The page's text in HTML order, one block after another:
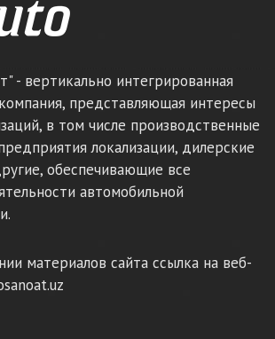
- вертикально интегрированная
представляющая интересы
в том числе производственные
локализации, дилерские
обеспечивающие все
автомобильной
материалов сайта ссылка на веб-